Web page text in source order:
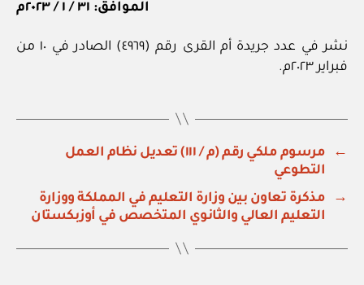
الموافق: ٣١ / ١ / ٢٠٢٣م
نشر في عدد جريدة أم القرى رقم (٤٩٦٩) الصادر في ١٠ من
فبراير ٢٠٢٣م.
←
مرسوم ملكي رقم (م / ١١١) تعديل نظام العمل
التطوعي
→
مذكرة تعاون بين وزارة التعليم في المملكة ووزارة
التعليم العالي والثانوي المتخصص في أوزبكستان